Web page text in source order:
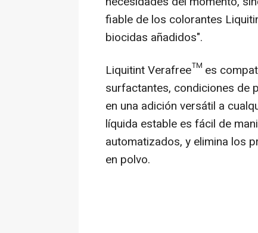
fiable de los colorantes
biocidas añadidos".
Liquitint Verafree™ es
surfactantes, condiciones de
en una adición versátil a
líquida estable es fácil de
automatizados, y elimina los
en polvo.